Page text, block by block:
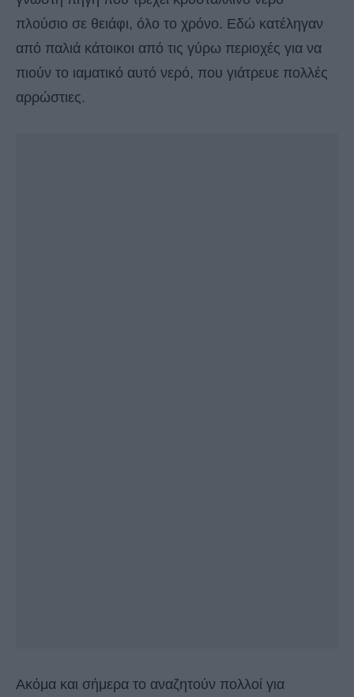
πλούσιο σε θειάφι, όλο το χρόνο. Εδώ κατέληγαν
από παλιά κάτοικοι από τις γύρω περιοχές για να
πιούν το ιαματικό αυτό νερό, που γιάτρευε πολλές
αρρώστιες.
Ακόμα και σήμερα το αναζητούν πολλοί για